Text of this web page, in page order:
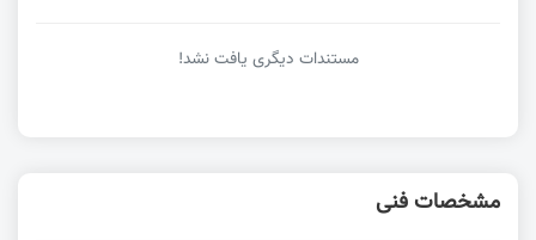
مستندات دیگری یافت نشد!
مشخصات فنی